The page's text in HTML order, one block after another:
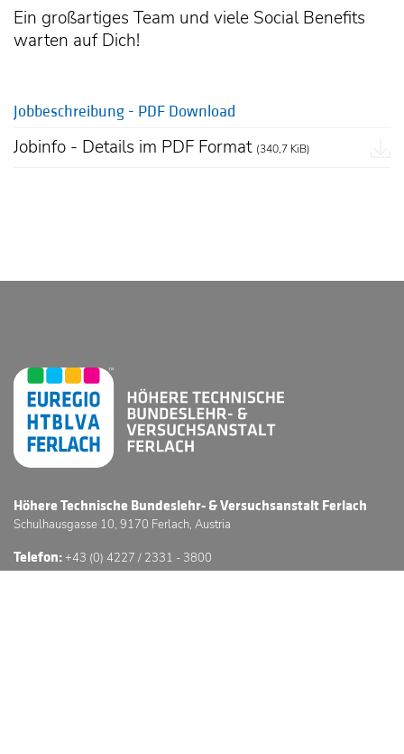
Ein großartiges Team und viele Social Benefits
warten auf Dich!
Jobbeschreibung - PDF Download
Jobinfo - Details im PDF Format (340,7 KiB)
Höhere Technische Bundeslehr- & Versuchsanstalt Ferlach
Schulhausgasse 10, 9170 Ferlach, Austria
Telefon:+43 (0) 4227 / 2331 - 3800
E-Mail: